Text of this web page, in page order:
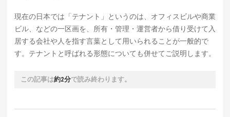
現在の日本では「テナント」というのは、オフィスビルや商業
ビル、などの一区画を、所有・管理・運営者から借り受けて入
居する会社や人を指す言葉として用いられることが一般的で
す。テナントと呼ばれる形態についても併せてご説明します。
この記事は約2分で読み終わります。